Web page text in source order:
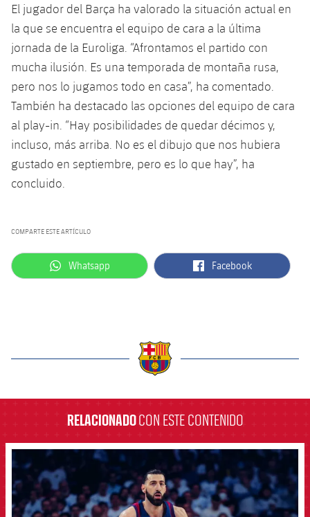
El jugador del Barça ha valorado la situación actual en
la que se encuentra el equipo de cara a la última
jornada de la Euroliga. “Afrontamos el partido con
mucha ilusión. Es una temporada de montaña rusa,
pero nos lo jugamos todo en casa”, ha comentado.
También ha destacado las opciones del equipo de cara
al play-in. “Hay posibilidades de quedar décimos y,
incluso, más arriba. No es el dibujo que nos hubiera
gustado en septiembre, pero es lo que hay”, ha
concluido.
COMPARTE ESTE ARTÍCULO
label.aria.whatsapp
Whatsapp label.aria.facebook
Facebook
RELACIONADOCON ESTE CONTENIDO
FCB Barcelona badge